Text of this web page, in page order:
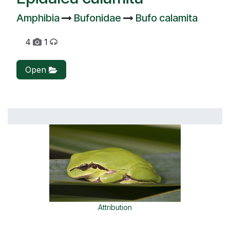
Amphibia Bufonidae Bufo calamita
4 1
Open
Attribution